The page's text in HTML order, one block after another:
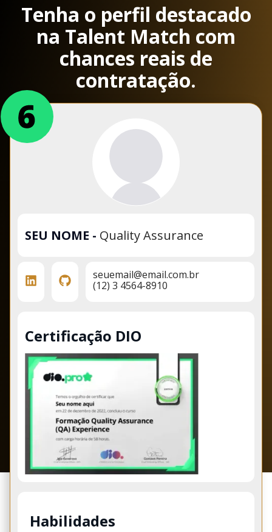
Tenha o perfil destacado
na Talent Match com
chances reais de
contratação.
SEU NOME - Quality Assurance
seuemail@email.com.br
(12) 3 4564-8910
Certificação DIO
Habilidades